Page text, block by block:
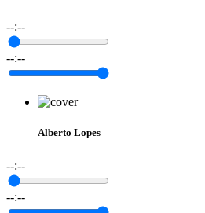
--:--
--:--
Alberto Lopes
--:--
--:--